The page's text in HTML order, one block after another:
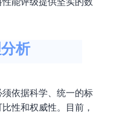
析
依据科学、统一的标
性和权威性。目前，